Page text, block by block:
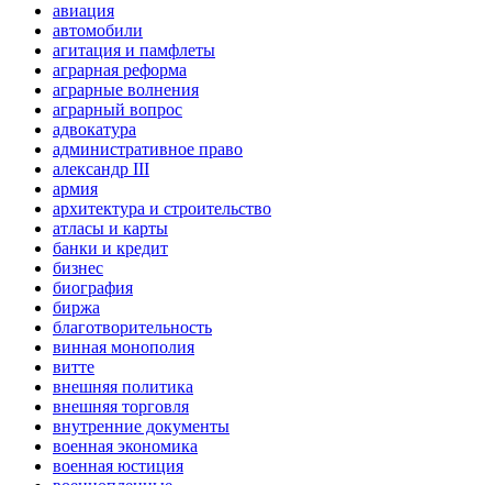
авиация
автомобили
агитация и памфлеты
аграрная реформа
аграрные волнения
аграрный вопрос
адвокатура
административное право
александр III
армия
архитектура и строительство
атласы и карты
банки и кредит
бизнес
биография
биржа
благотворительность
винная монополия
витте
внешняя политика
внешняя торговля
внутренние документы
военная экономика
военная юстиция